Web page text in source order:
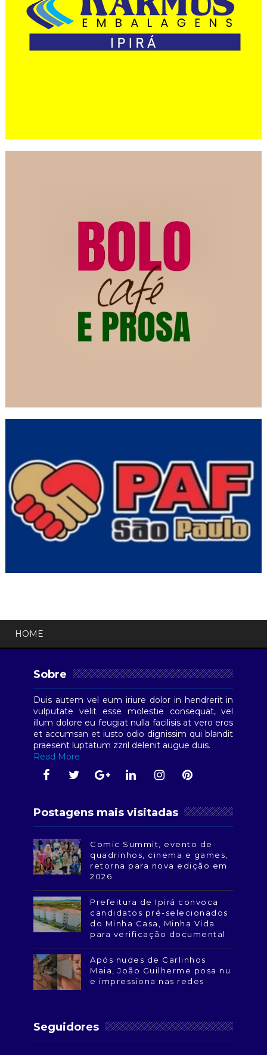
HOME
Sobre
Duis autem vel eum iriure dolor in hendrerit in
vulputate velit esse molestie consequat, vel
illum dolore eu feugiat nulla facilisis at vero eros
et accumsan et iusto odio dignissim qui blandit
praesent luptatum zzril delenit augue duis.
Read More
Postagens mais visitadas
Comic Summit, evento de
quadrinhos, cinema e games,
retorna para nova edição em
2026
Prefeitura de Ipirá convoca
candidatos pré-selecionados
do Minha Casa, Minha Vida
para verificação documental
Após nudes de Carlinhos
Maia, João Guilherme posa nu
e impressiona nas redes
Seguidores